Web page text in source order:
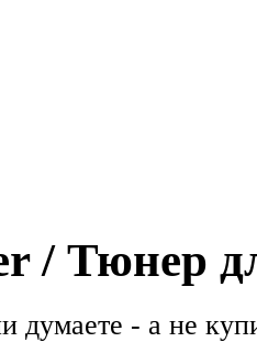
/ Тюнер
думаете - а не